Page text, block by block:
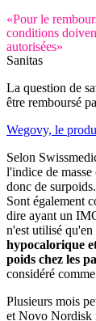
«Pour le
conditions
autorisées»
Sanitas
La question de
être remboursé
Wegovy, le
Selon
l'indice de
donc de
Sont également
dire ayant un
n'est utilisé qu'en
hypocalorique
poids chez les
considéré
Plusieurs mois
et Novo Nordisk